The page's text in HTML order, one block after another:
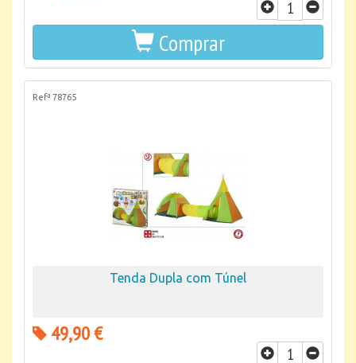
Comprar
Refª 78765
Tenda Dupla com Túnel
49,90 €